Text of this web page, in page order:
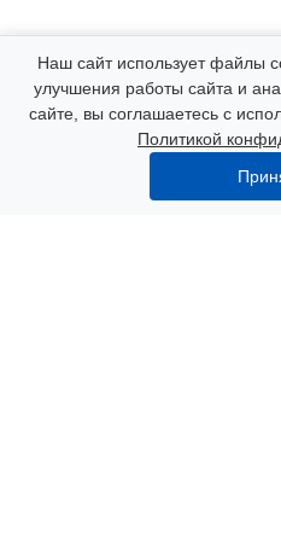
Компания
Каталог
Наш сайт использует файлы
улучшения работы сайта и
сайте, вы соглашаетесь с
Политикой